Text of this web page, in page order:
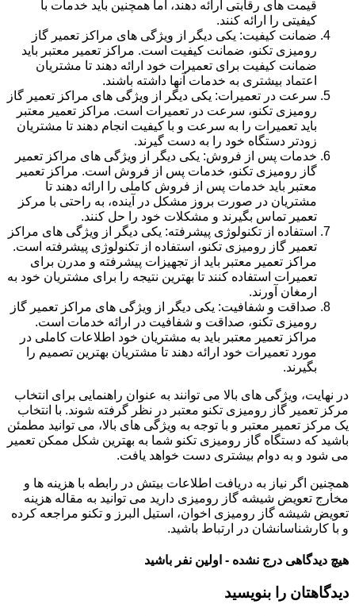
قیمت های رقابتی ارائه دهند، اما همچنین باید خدمات با
کیفیتی را ارائه کنند.
ضمانت کیفیت: یکی دیگر از ویژگی های مراکز تعمیر گاز
رومیزی تکنو، ضمانت کیفیت است. مراکز تعمیر معتبر باید
ضمانت کیفیت برای تعمیرات خود ارائه دهند تا مشتریان
اعتماد بیشتری به خدمات آنها داشته باشند.
سرعت در تعمیرات: یکی دیگر از ویژگی های مراکز تعمیر گاز
رومیزی تکنو، سرعت در تعمیرات است. مراکز تعمیر معتبر
باید تعمیرات را به سرعت و با کیفیت انجام دهند تا مشتریان
زودتر دستگاه خود را به دست گیرند.
خدمات پس از فروش: یکی دیگر از ویژگی های مراکز تعمیر
گاز رومیزی تکنو، خدمات پس از فروش است. مراکز تعمیر
معتبر باید خدمات پس از فروش کاملی را ارائه دهند تا
مشتریان در صورت بروز مشکل در آینده، به راحتی با مرکز
تعمیر تماس بگیرند و مشکلات خود را حل کنند.
استفاده از تکنولوژی پیشرفته: یکی دیگر از ویژگی های مراکز
تعمیر گاز رومیزی تکنو، استفاده از تکنولوژی پیشرفته است.
مراکز تعمیر معتبر باید از تجهیزات پیشرفته و مدرن برای
تعمیرات استفاده کنند تا بهترین نتیجه را برای مشتریان خود به
ارمغان آورند.
صداقت و شفافیت: یکی دیگر از ویژگی های مراکز تعمیر گاز
رومیزی تکنو، صداقت و شفافیت در ارائه خدمات است.
مراکز تعمیر معتبر باید به مشتریان خود اطلاعات کاملی در
مورد تعمیرات خود ارائه دهند تا مشتریان بهترین تصمیم را
بگیرند.
در نهایت، ویژگی های بالا می توانند به عنوان راهنمایی برای انتخاب
مرکز تعمیر گاز رومیزی تکنو معتبر در نظر گرفته شوند. با انتخاب
یک مرکز تعمیر معتبر و با توجه به ویژگی های بالا، می توانید مطمئن
باشید که دستگاه گاز رومیزی تکنو شما به بهترین شکل ممکن تعمیر
می شود و به دوام بیشتری دست خواهد یافت.
همچنین اگر نیاز به دریافت اطلاعات بیتش در رابطه با هزینه ها و
مخارج تعویض شیشه گاز رومیزی دارید می توانید به مقاله هزینه
تعویض شیشه گاز رومیزی اخوان، استیل البرز و تکنو مراجعه کرده
و با کارشناسانشان در ارتباط باشید.
هیچ دیدگاهی درج نشده - اولین نفر باشید
دیدگاهتان را بنویسید